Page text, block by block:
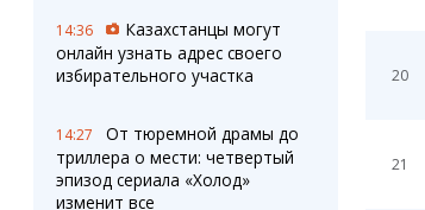
14:36
Казахстанцы могут
онлайн узнать адрес своего
избирательного участка
14:27
От тюремной драмы до
триллера о мести: четвертый
эпизод сериала «Холод»
изменит все
20
21